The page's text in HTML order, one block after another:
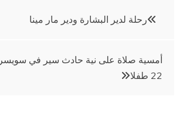
تصفّح
المقالات
رحلة لدير البشارة ودير مار مينا
أمسية صلاة على نية حادث سير في
22 طفلا